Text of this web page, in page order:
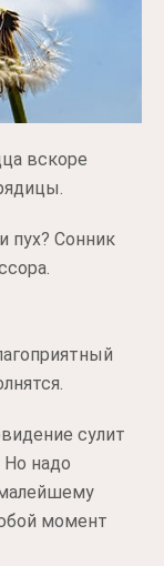
вскоре
пух? Сонник
сулит
Но надо
момент